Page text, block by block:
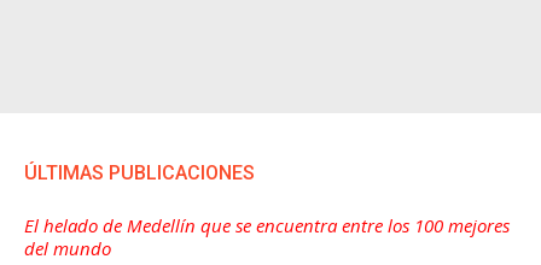
ÚLTIMAS PUBLICACIONES
El helado de Medellín que se encuentra entre los 100 mejores
del mundo